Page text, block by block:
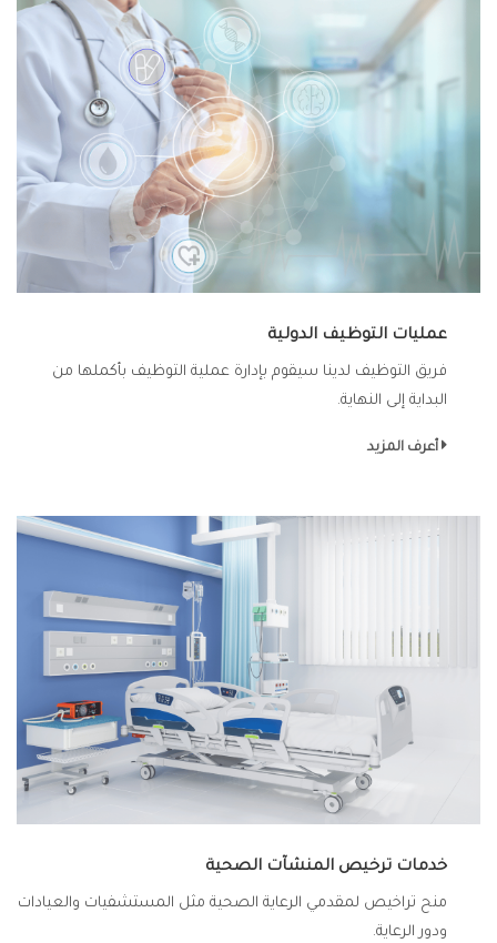
عمليات التوظيف الدولية
فريق التوظيف لدينا سيقوم بإدارة عملية التوظيف بأكملها من
البداية إلى النهاية.
أعرف المزيد
خدمات ترخيص المنشآت الصحية
منح تراخيص لمقدمي الرعاية الصحية مثل المستشفيات والعيادات
ودور الرعاية.